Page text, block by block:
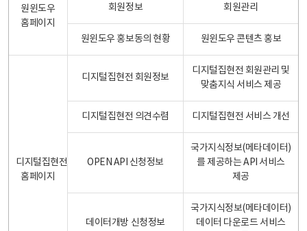
원윈도우
홈페이지
회원정보
회원관리
원윈도우 홍보동의 현황 원윈도우 콘텐츠 홍보
디지털집현전
홈페이지
디지털집현전 회원정보
디지털집현전 회원관리 및
맞춤지식 서비스 제공
디지털집현전 의견수렴 디지털집현전 서비스 개선
OPEN API 신청정보
국가지식정보(메타데이터)
를 제공하는 API 서비스
제공
데이터개방 신청정보
국가지식정보(메타데이터)
데이터 다운로드 서비스